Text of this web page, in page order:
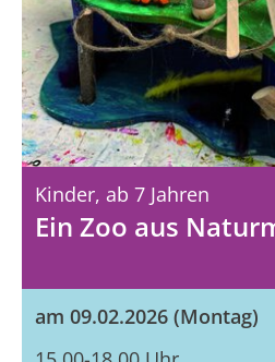
Kinder, Ab 7 Jahren
Ein Zoo aus
am 09.02.2026 (Montag)